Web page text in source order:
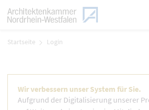
Zum Menü
Startseite Login
Wir verbessern unser System für Sie.
Aufgrund der Digitalisierung unserer